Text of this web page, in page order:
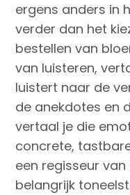
ergens anders in
verder dan het
bestellen van
van luisteren,
luistert naar de
de anekdotes en
vertaal je die
concrete,
een regisseur
belangrijk